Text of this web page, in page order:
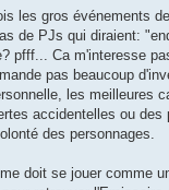
les gros événements
de PJs qui diraient:
pfff... Ca m'interesse
pas beaucoup
les meilleures
accidentelles ou des
des personnages.
doit se jouer comme